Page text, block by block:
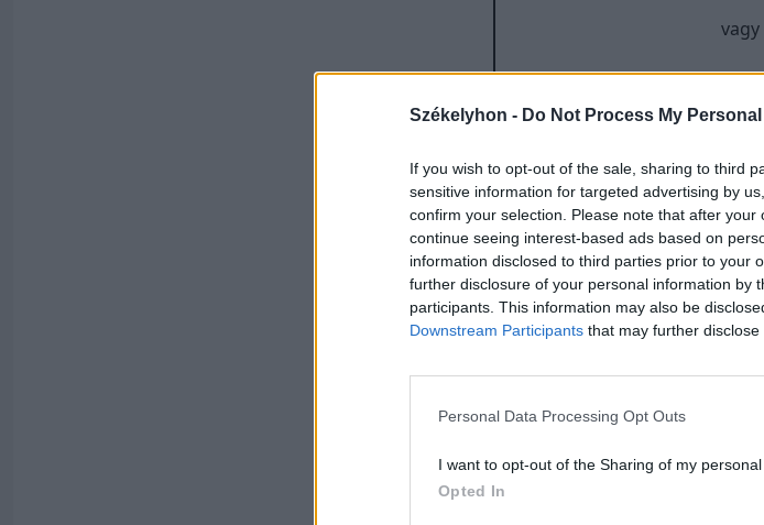
Székelyhon - Do Not Process My
If you wish to opt-out of the sale, sharing to third
sensitive information for targeted advertising by
confirm your selection. Please note that after
continue seeing interest-based ads based on
information disclosed to third parties prior to your
further disclosure of your personal information by
participants. This information may also be
Downstream Participants that may further
Personal Data Processing Opt Outs
I want to opt-out of the Sharing of my personal
Opted In
vagy
E-mail-cím
Jelszó
Elfelejtette a jelszavát?